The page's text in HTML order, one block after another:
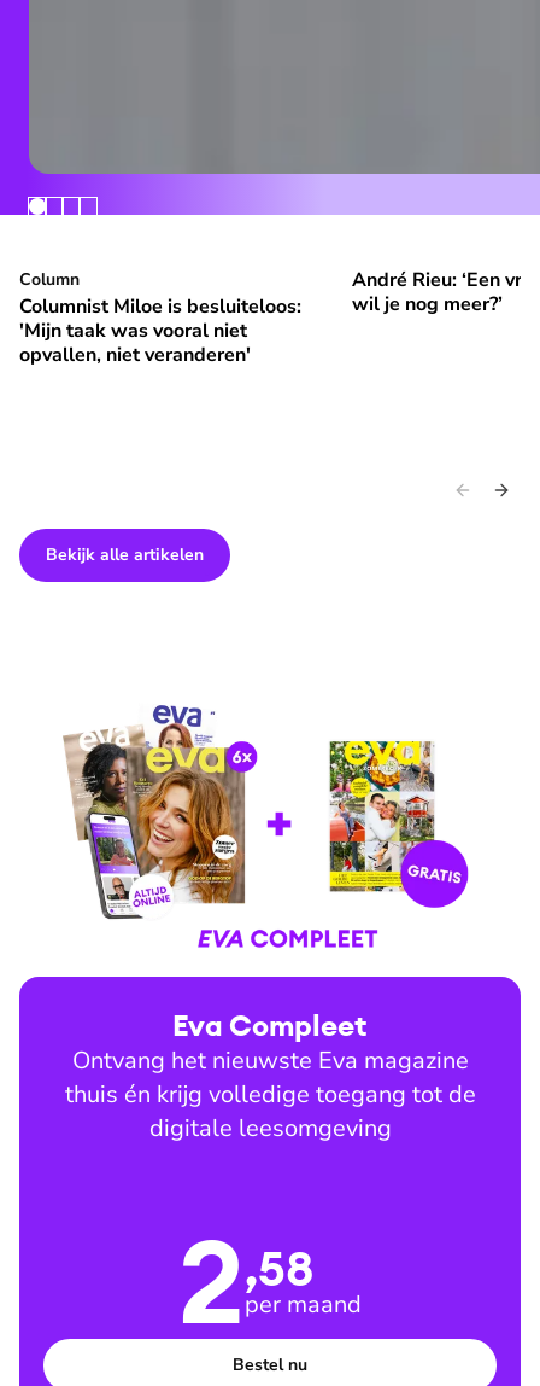
Columnist Miloe is besluiteloos: 'Mijn taak was vooral niet
⭐ Premium
Column
Columnist Miloe is besluiteloos:
'Mijn taak was vooral niet
opvallen, niet veranderen'
André Rieu: ‘Een
⭐Premium
André Rieu: ‘Een
wil je nog meer?’
Bekijk alle artikelen
Eva Compleet
Ontvang het nieuwste Eva magazine
thuis én krijg volledige toegang tot de
digitale leesomgeving
2,58
per maand
Bestel nu